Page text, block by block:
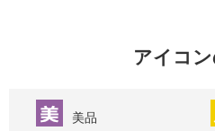
アイコ
美品